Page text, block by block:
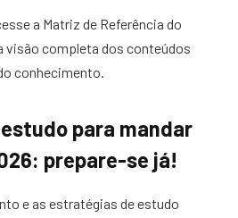
a Matriz de Referência do
visão completa dos conteúdos
conhecimento.
para mandar
prepare-se já!
e as estratégias de estudo